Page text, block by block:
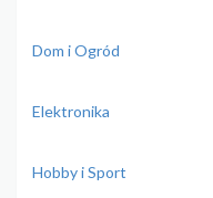
Dom i Ogród
Elektronika
Hobby i Sport